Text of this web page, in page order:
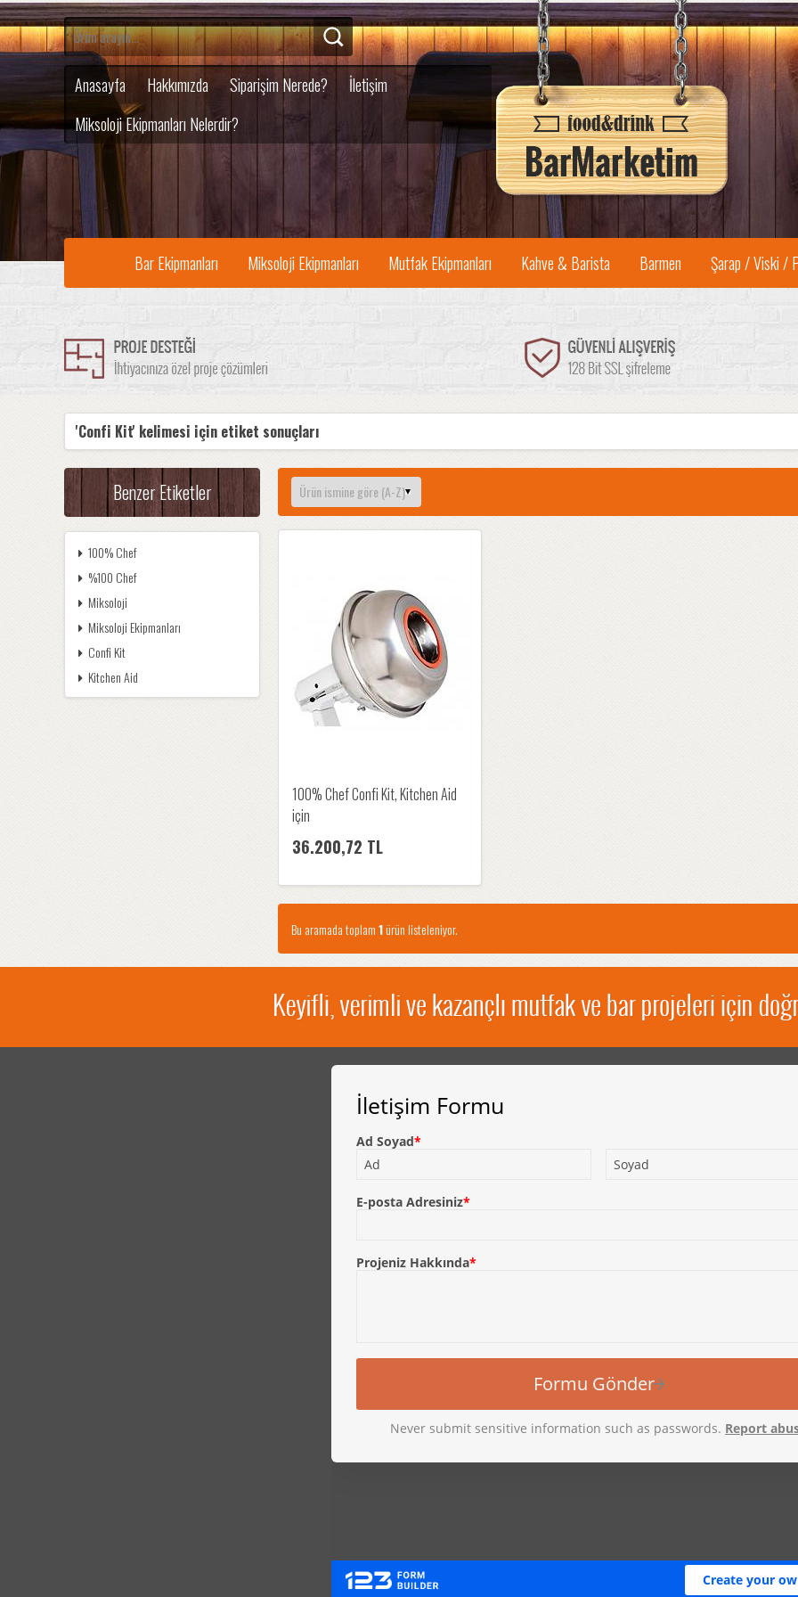
Anasayfa Hakkımızda Siparişim Nerede?
İletişim
Miksoloji Ekipmanları Nelerdir?
Bar Ekipmanları Miksoloji Ekipmanları Mutfak Ekipmanları Kahve & Barista Barmen Şarap / Viski /
'Confi Kit' kelimesi için etiket sonuçları
Benzer Etiketler
100% Chef
%100 Chef
Miksoloji
Miksoloji Ekipmanları
Confi Kit
Kitchen Aid
100% Chef Confi Kit, Kitchen Aid
için
36.200,72 TL
Bu aramada toplam1ürün listeleniyor.